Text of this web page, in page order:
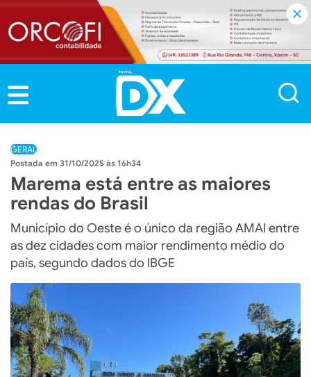
GERAL
31/10/2025 às 16h34
Marema está entre as maiores
rendas do Brasil
Município do Oeste é o único da região AMAI entre
as dez cidades com maior rendimento médio do
país, segundo dados do IBGE